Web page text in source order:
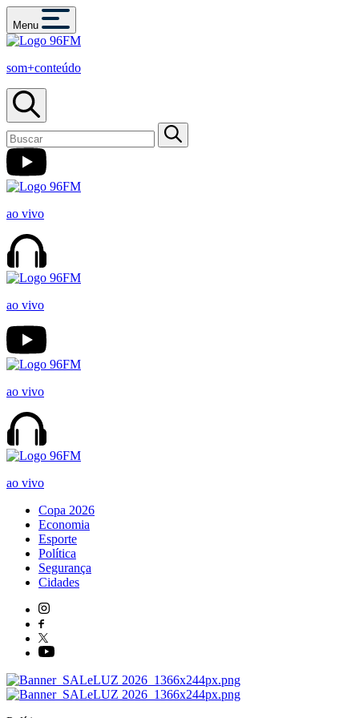
Menu
som+conteúdo
ao vivo
ao vivo
ao vivo
ao vivo
Copa 2026
Economia
Esporte
Política
Segurança
Cidades